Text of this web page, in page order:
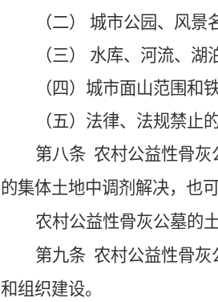
（二）
城市公园、风景
（三）
水库、河流、湖
（四） 城市面山范围和
（五） 法律、法规禁止
第八条 农村公益性骨灰
的集体土地中调剂解决，也
农村公益性骨灰公墓的
第九条 农村公益性骨灰
和组织建设。